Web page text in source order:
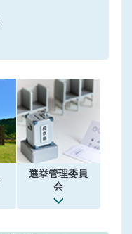
選挙管理委員
会